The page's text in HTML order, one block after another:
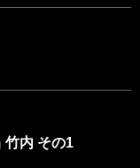
竹内 その1